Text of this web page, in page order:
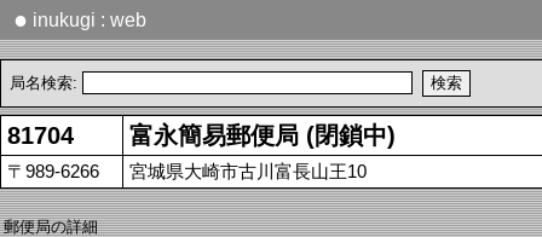
● inukugi : web
局名検索:
81704 富永簡易郵便局 (閉鎖中)
〒989-6266 宮城県大崎市古川富長山王10
郵便局の詳細